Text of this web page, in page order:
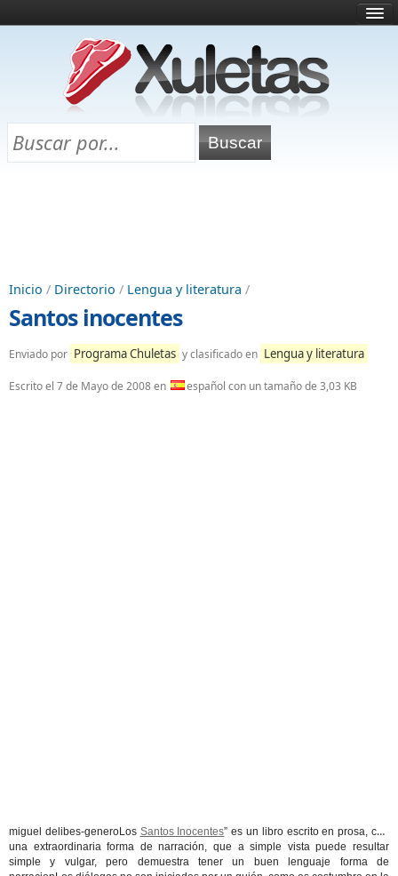
¿Qué es esto?
Directorio
Chuletas para exámenes
Inicio / Directorio / Lengua y literatura /
Santos inocentes
Enviado por Programa Chuletas y clasificado en Lengua y literatura
Escrito el 7 de Mayo de 2008en español con un tamaño de 3,03 KB
miguel delibes-generoLos Santos Inocentes” es un libro escrito en prosa, con
una extraordinaria forma de narración, que a simple vista puede resultar
simple y vulgar, pero demuestra tener un buen lenguaje forma de